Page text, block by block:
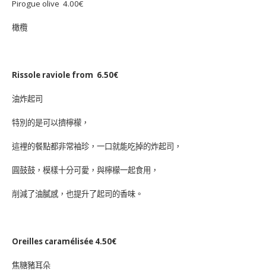
Pirogue olive 4.00€
橄欖
Rissole raviole from 6.50€
油炸起司
特別的是可以擠檸檬，
這裡的餐點都非常袖珍，一口就能吃掉的炸起司，
圓鼓鼓，模樣十分可愛，與檸檬一起食用，
削減了油膩感，也提升了起司的香味。
Oreilles caramélisée 4.50€
焦糖豬耳朵